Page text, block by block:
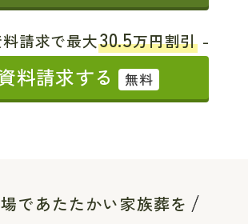
請求で最大30.5万円割引 -
料請求する 無料
であたたかい家族葬を